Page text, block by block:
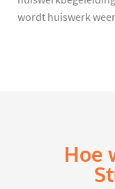
wordt huiswerk
Hoe